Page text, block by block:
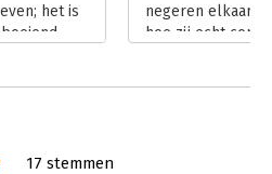
het is
negeren elkaar
hoe zij echt
17 stemmen